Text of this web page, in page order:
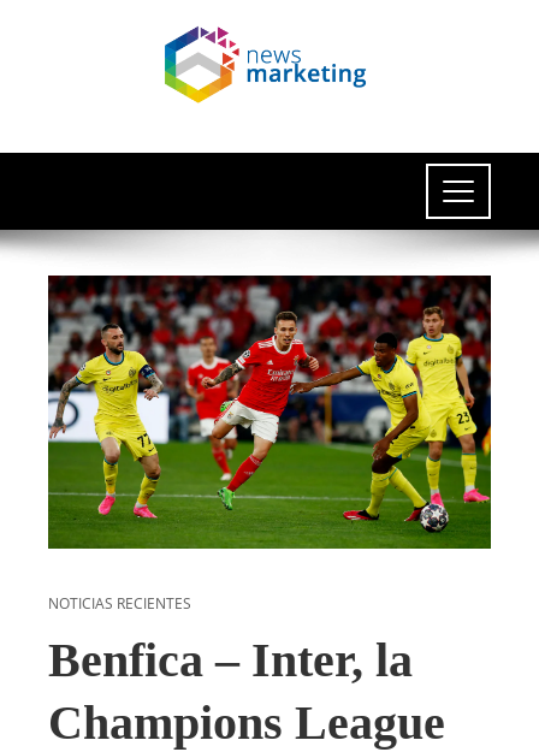
NOTICIAS RECIENTES
Benfica – Inter, la
Champions League